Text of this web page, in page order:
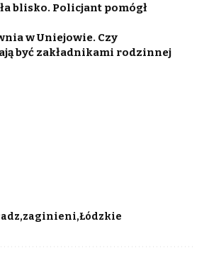
blisko. Policjant pomógł
w Uniejowie. Czy
być zakładnikami rodzinnej
zaginieni Łódzkie